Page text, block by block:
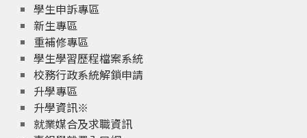
學生申訴專區
新生專區
重補修專區
學生學習歷程檔案系統
校務行政系統解鎖申請
升學專區
升學資訊※
就業媒合及求職資訊